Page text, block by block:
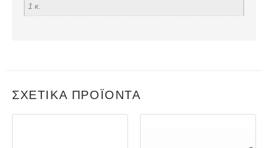
1 κ.
ΣΧΕΤΙΚΆ ΠΡΟΪΌΝΤΑ